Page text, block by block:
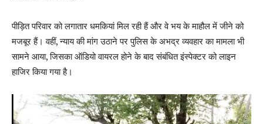
पीड़ित परिवार को लगातार धमकियां मिल रही हैं और वे भय के माहौल में जीने को
मजबूर हैं। वहीं, न्याय की मांग उठाने पर पुलिस के अभद्र व्यवहार का मामला भी
सामने आया, जिसका ऑडियो वायरल होने के बाद संबंधित इंस्पेक्टर को लाइन
हाजिर किया गया है।